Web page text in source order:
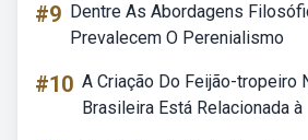
#9 Dentre As Abordagens
Prevalecem O Perenialismo
#10 A Criação Do Feijão-tropeiro
Brasileira Está Relacionada à